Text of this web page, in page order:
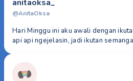
anitaoksa_
@AnitaOksa
Hari Minggu ini aku awali dengan
api api ngejelasin, jadi ikutan